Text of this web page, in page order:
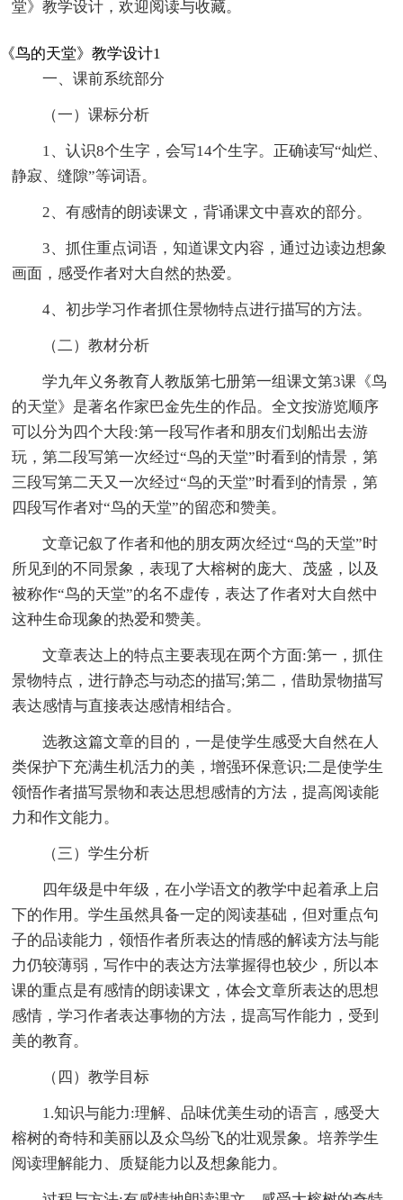
堂》教学设计，欢迎阅读与收藏。
《鸟的天堂》教学设计1
一、课前系统部分
（一）课标分析
1、认识8个生字，会写14个生字。正确读写“灿烂、
静寂、缝隙”等词语。
2、有感情的朗读课文，背诵课文中喜欢的部分。
3、抓住重点词语，知道课文内容，通过边读边想象
画面，感受作者对大自然的热爱。
4、初步学习作者抓住景物特点进行描写的方法。
（二）教材分析
学九年义务教育人教版第七册第一组课文第3课《鸟
的天堂》是著名作家巴金先生的作品。全文按游览顺序
可以分为四个大段:第一段写作者和朋友们划船出去游
玩，第二段写第一次经过“鸟的天堂”时看到的情景，第
三段写第二天又一次经过“鸟的天堂”时看到的情景，第
四段写作者对“鸟的天堂”的留恋和赞美。
文章记叙了作者和他的朋友两次经过“鸟的天堂”时
所见到的不同景象，表现了大榕树的庞大、茂盛，以及
被称作“鸟的天堂”的名不虚传，表达了作者对大自然中
这种生命现象的热爱和赞美。
文章表达上的特点主要表现在两个方面:第一，抓住
景物特点，进行静态与动态的描写;第二，借助景物描写
表达感情与直接表达感情相结合。
选教这篇文章的目的，一是使学生感受大自然在人
类保护下充满生机活力的美，增强环保意识;二是使学生
领悟作者描写景物和表达思想感情的方法，提高阅读能
力和作文能力。
（三）学生分析
四年级是中年级，在小学语文的教学中起着承上启
下的作用。学生虽然具备一定的阅读基础，但对重点句
子的品读能力，领悟作者所表达的情感的解读方法与能
力仍较薄弱，写作中的表达方法掌握得也较少，所以本
课的重点是有感情的朗读课文，体会文章所表达的思想
感情，学习作者表达事物的方法，提高写作能力，受到
美的教育。
（四）教学目标
1.知识与能力:理解、品味优美生动的语言，感受大
榕树的奇特和美丽以及众鸟纷飞的壮观景象。培养学生
阅读理解能力、质疑能力以及想象能力。